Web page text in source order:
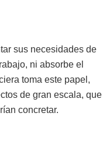
sus necesidades de
ni absorbe el
toma este papel,
de gran escala, que
concretar.